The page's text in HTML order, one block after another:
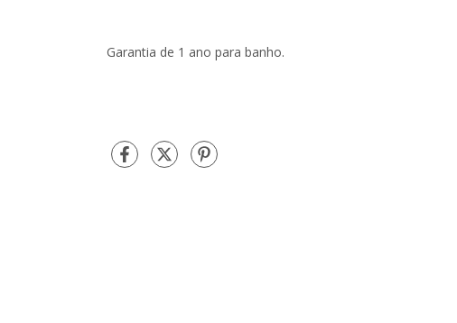
Garantia de 1 ano para banho.